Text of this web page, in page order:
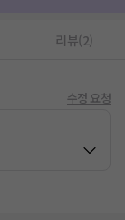
리뷰(2)
수정 요청